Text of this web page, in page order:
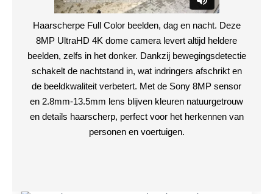
Haarscherpe Full Color beelden, dag en nacht. Deze
8MP UltraHD 4K dome camera levert altijd heldere
beelden, zelfs in het donker. Dankzij bewegingsdetectie
schakelt de nachtstand in, wat indringers afschrikt en
de beeldkwaliteit verbetert. Met de Sony 8MP sensor
en 2.8mm-13.5mm lens blijven kleuren natuurgetrouw
en details haarscherp, perfect voor het herkennen van
personen en voertuigen.